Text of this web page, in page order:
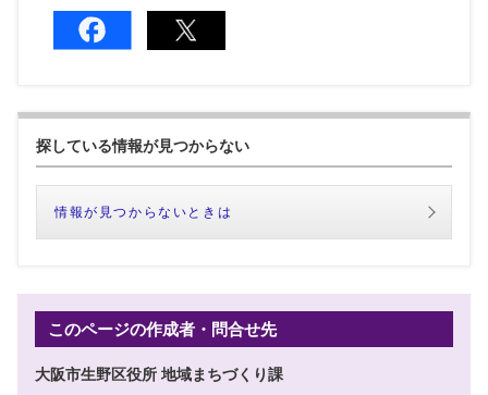
探している情報が見つからない
情報が見つからないときは
このページの作成者・問合せ先
大阪市生野区役所 地域まちづくり課